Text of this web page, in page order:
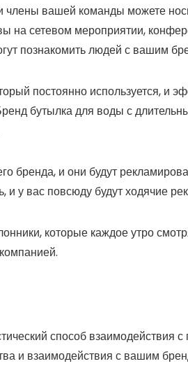
члены вашей команды можете
на сетевом мероприятии,
познакомить людей с вашим
постоянно используется, и
бутылка для воды с
бренда, и они будут
и у вас повсюду будут ходячие
которые каждое утро
способ взаимодействия
и взаимодействия с вашим